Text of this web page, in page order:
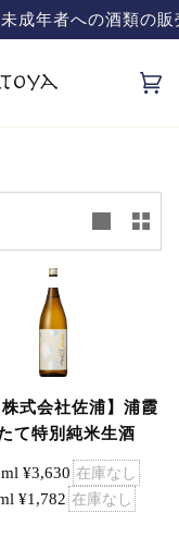
成年者への酒類の販
カ
ー
株式会社佐浦】浦霞
て特別純米生酒
¥3,630 在庫なし
¥1,782 在庫なし